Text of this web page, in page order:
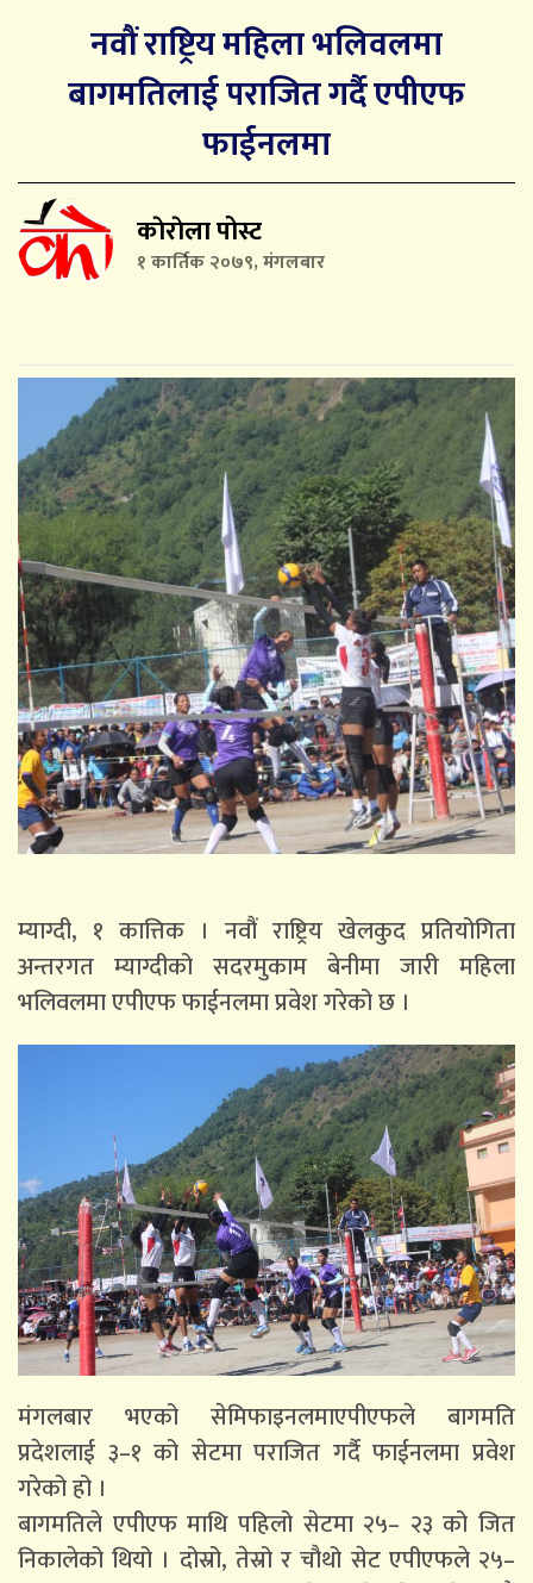
नवौं राष्ट्रिय महिला भलिवलमा
बागमतिलाई पराजित गर्दै एपीएफ
फाईनलमा
काेराेला पोस्ट
१ कार्तिक २०७९, मंगलबार
म्याग्दी, १ कात्तिक । नवौं राष्ट्रिय खेलकुद प्रतियोगिता
अन्तरगत म्याग्दीको सदरमुकाम बेनीमा जारी महिला
भलिवलमा एपीएफ फाईनलमा प्रवेश गरेको छ ।
मंगलबार भएको सेमिफाइनलमाएपीएफले बागमति
प्रदेशलाई ३–१ को सेटमा पराजित गर्दै फाईनलमा प्रवेश
गरेको हो ।
बागमतिले एपीएफ माथि पहिलो सेटमा २५– २३ को जित
निकालेको थियो । दोस्रो, तेस्रो र चौथो सेट एपीएफले २५–